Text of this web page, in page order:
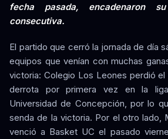
fecha pasada, encadenaron
consecutiva.
El partido que cerró la jornada de día
equipos que venían con muchas
victoria: Colegio Los Leones perdió
derrota por primera vez en la
Universidad de Concepción, por lo
senda de la victoria. Por el otro lado,
venció a Basket UC el pasado